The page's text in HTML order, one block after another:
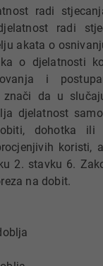
radi
radi
akata o
o djelatnosti
i
znači da u
djelatnost
dohotka
koristi,
2. stavku 6.
na dobit.